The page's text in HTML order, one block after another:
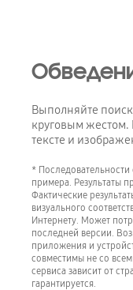
Выполняйте
круговым
тексте и
*
примера. Результаты
Фактические
визуального
Интернету. Может
последней версии.
приложения и
совместимы не со
сервиса зависит от
гарантируется.